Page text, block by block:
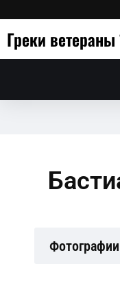
Греки
Фотографии